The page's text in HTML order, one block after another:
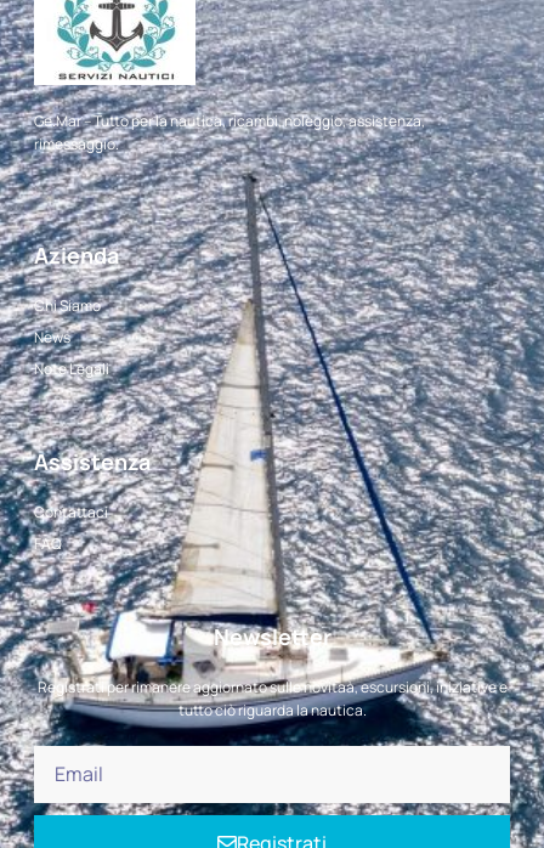
Ge.Mar – Tutto per la nautica, ricambi, noleggio, assistenza,
rimessaggio.
Azienda
Chi Siamo
News
Note Legali
Assistenza
Contattaci
FAQ
Newsletter
Registrati per rimanere aggiornato sulle novitaà, escursioni, iniziative e
tutto ciò riguarda la nautica.